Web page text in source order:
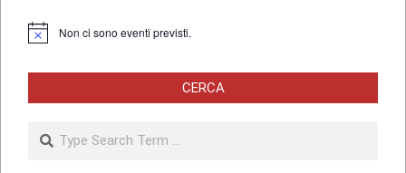
Notice Non ci sono eventi previsti.
CERCA
Search